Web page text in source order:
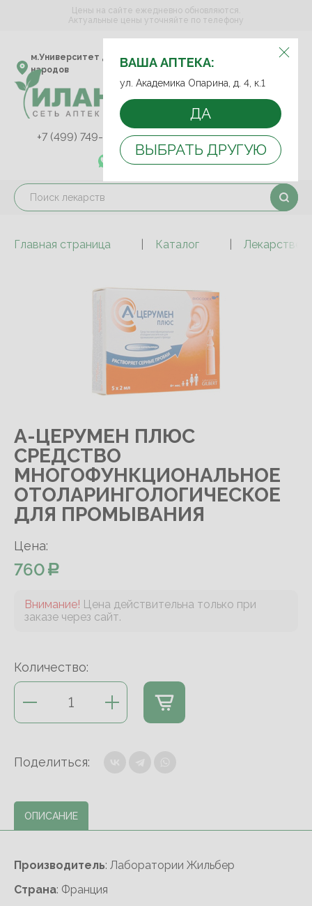
ВЫБЕРИТЕ АПТЕКУ:
м.Университет дружбы
народов
ул. Академика Опарина,
д. 4, к.1
ВАША АПТЕКА:
ул. Академика Опарина, д. 4, к.1
ДА
ВЫБРАТЬ ДРУГУЮ
Цены на сайте ежедневно обновляются.
Актуальные цены уточняйте по телефону
+7 (499) 749-75-92
+7 (499) 749-74-89
+7 (989) 579-78-73
Главная страница Каталог
А-ЦЕРУМЕН ПЛЮС
СРЕДСТВО
МНОГОФУНКЦИОНАЛЬНОЕ
ОТОЛАРИНГОЛОГИЧЕСКОЕ
ДЛЯ ПРОМЫВАНИЯ
Цена:
760
Внимание! Цена действительна только при
заказе через сайт.
Количество:
Поделиться:
ОПИСАНИЕ
Производитель: Лаборатории Жильбер
Cтрана: Франция